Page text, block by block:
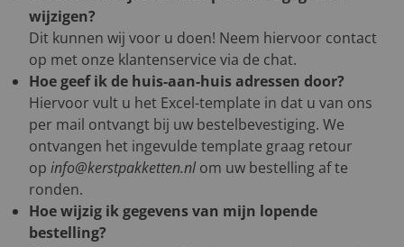
wijzigen?
Dit kunnen wij voor u doen! Neem hiervoor contact
op met onze klantenservice via de chat.
Hoe geef ik de huis-aan-huis adressen door?
Hiervoor vult u het Excel-template in dat u van ons
per mail ontvangt bij uw bestelbevestiging. We
ontvangen het ingevulde template graag retour
op info@kerstpakketten.nlom uw bestelling af te
ronden.
Hoe wijzig ik gegevens van mijn lopende
bestelling?